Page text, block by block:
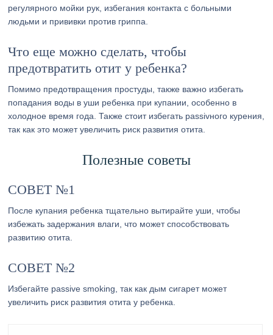
регулярного мойки рук, избегания контакта с больными
людьми и прививки против гриппа.
Что еще можно сделать, чтобы
предотвратить отит у ребенка?
Помимо предотвращения простуды, также важно избегать
попадания воды в уши ребенка при купании, особенно в
холодное время года. Также стоит избегать passivного курения,
так как это может увеличить риск развития отита.
Полезные советы
СОВЕТ №1
После купания ребенка тщательно вытирайте уши, чтобы
избежать задержания влаги, что может способствовать
развитию отита.
СОВЕТ №2
Избегайте passivе smoking, так как дым сигарет может
увеличить риск развития отита у ребенка.